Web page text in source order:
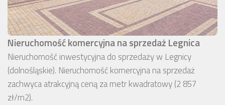
Nieruchomość komercyjna na sprzedaż Legnica
Nieruchomość inwestycyjna do sprzedaży w Legnicy
(dolnośląskie). Nieruchomość komercyjna na sprzedaż
zachwyca atrakcyjną ceną za metr kwadratowy (2 857
zł/m2).